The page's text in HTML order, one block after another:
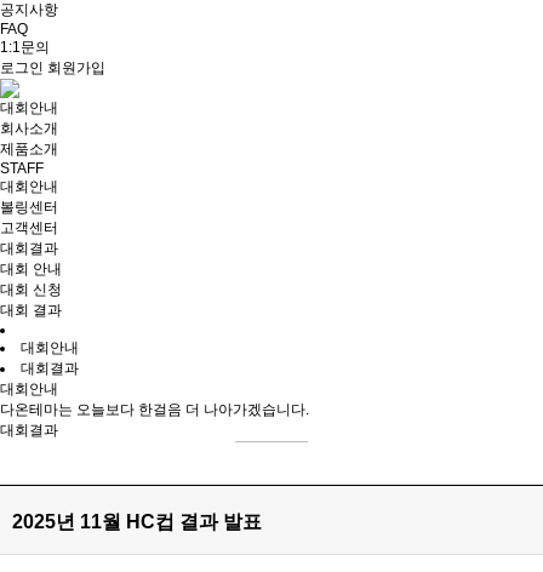
공지사항
FAQ
1:1문의
로그인 회원가입
대회안내
회사소개
제품소개
STAFF
대회안내
볼링센터
고객센터
대회결과
대회 안내
대회 신청
대회 결과
대회안내
대회결과
대회안내
다온테마는 오늘보다 한걸음 더 나아가겠습니다.
대회결과
2025년 11월 HC컵 결과 발표